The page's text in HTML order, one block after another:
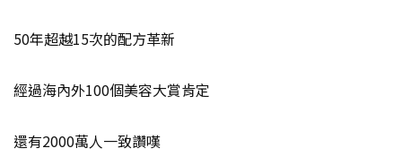
50年超越15次的配方革新
經過海內外100個美容大賞肯定
還有2000萬人一致讚嘆